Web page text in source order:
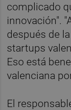
complicado
innovación".
después de
startups
Eso está
valenciana
El